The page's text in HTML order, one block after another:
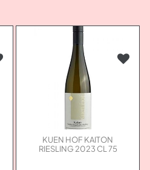
KUEN HOF KAITON
RIESLING 2023 CL 75